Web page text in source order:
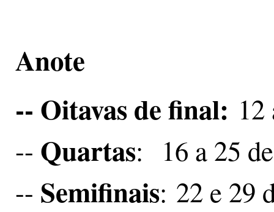
Anote
-- Oitavas de final:
-- Quartas: 16 a 25
-- Semifinais: 22 e 29